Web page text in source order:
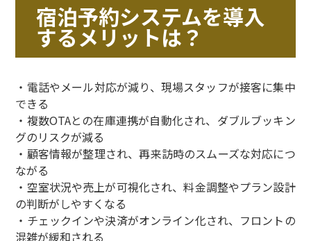
宿泊予約システムを導入
するメリットは？
・電話やメール対応が減り、現場スタッフが接客に集中
できる
・複数OTAとの在庫連携が自動化され、ダブルブッキン
グのリスクが減る
・顧客情報が整理され、再来訪時のスムーズな対応につ
ながる
・空室状況や売上が可視化され、料金調整やプラン設計
の判断がしやすくなる
・チェックインや決済がオンライン化され、フロントの
混雑が緩和される